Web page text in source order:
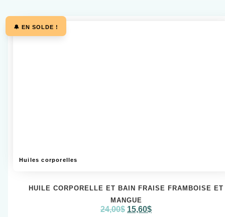
🔔 EN SOLDE !
Huiles corporelles
HUILE CORPORELLE ET BAIN FRAISE FRAMBOISE ET
MANGUE
24,00$ 15,60$